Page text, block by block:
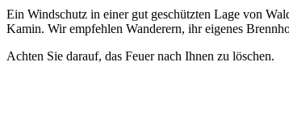
Ein Windschutz in einer gut geschützten Lage von
Kamin. Wir empfehlen Wanderern, ihr eigenes
Achten Sie darauf, das Feuer nach Ihnen zu löschen.